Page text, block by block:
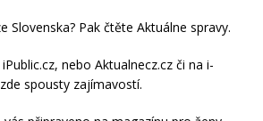
Slovenska? Pak čtěte Aktuálne spravy.
iPublic.cz, nebo Aktualnecz.cz či na i-
spousty zajímavostí.